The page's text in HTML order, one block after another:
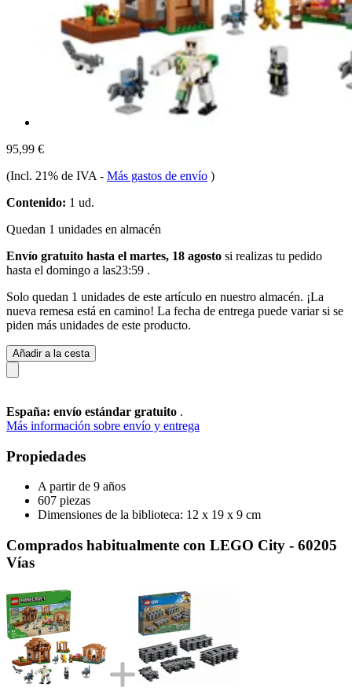
95,99 €
(Incl. 21% de IVA - Más gastos de envío )
Contenido: 1 ud.
Quedan 1 unidades en almacén
Envío gratuito hasta el martes, 18 agosto si realizas tu pedido
hasta el domingo a las23:59 .
Solo quedan 1 unidades de este artículo en nuestro almacén. ¡La
nueva remesa está en camino! La fecha de entrega puede variar si se
piden más unidades de este producto.
Añadir a la cesta
España: envío estándar gratuito .
Más información sobre envío y entrega
Propiedades
A partir de 9 años
607 piezas
Dimensiones de la biblioteca: 12 x 19 x 9 cm
Comprados habitualmente con LEGO City - 60205
Vías